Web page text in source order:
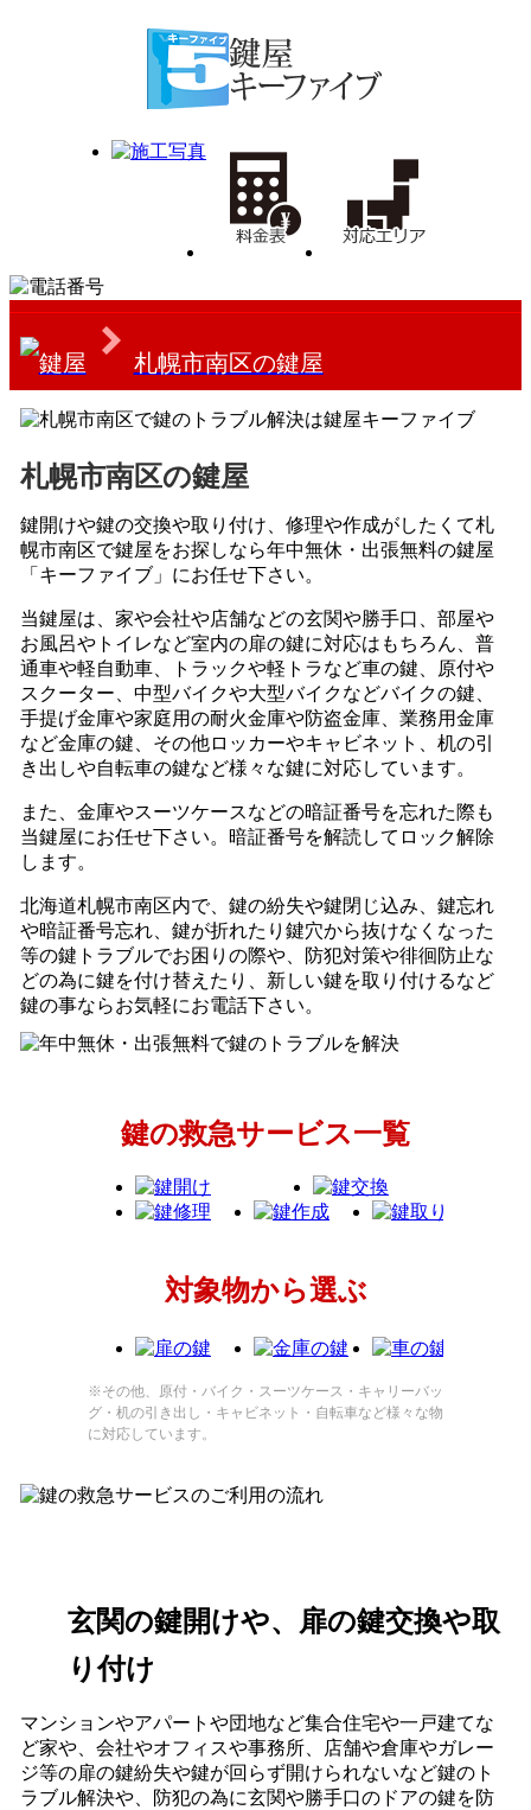
札幌市南区の鍵屋
札幌市南区の鍵屋
鍵開けや鍵の交換や取り付け、修理や作成がしたくて札
幌市南区で鍵屋をお探しなら年中無休・出張無料の鍵屋
「キーファイブ」にお任せ下さい。
当鍵屋は、家や会社や店舗などの玄関や勝手口、部屋や
お風呂やトイレなど室内の扉の鍵に対応はもちろん、普
通車や軽自動車、トラックや軽トラなど車の鍵、原付や
スクーター、中型バイクや大型バイクなどバイクの鍵、
手提げ金庫や家庭用の耐火金庫や防盗金庫、業務用金庫
など金庫の鍵、その他ロッカーやキャビネット、机の引
き出しや自転車の鍵など様々な鍵に対応しています。
また、金庫やスーツケースなどの暗証番号を忘れた際も
当鍵屋にお任せ下さい。暗証番号を解読してロック解除
します。
北海道札幌市南区内で、鍵の紛失や鍵閉じ込み、鍵忘れ
や暗証番号忘れ、鍵が折れたり鍵穴から抜けなくなった
等の鍵トラブルでお困りの際や、防犯対策や徘徊防止な
どの為に鍵を付け替えたり、新しい鍵を取り付けるなど
鍵の事ならお気軽にお電話下さい。
鍵の救急サービス一覧
対象物から選ぶ
※その他、原付・バイク・スーツケース・キャリーバッ
グ・机の引き出し・キャビネット・自転車など様々な物
に対応しています。
玄関の鍵開けや、扉の鍵交換や取
り付け
マンションやアパートや団地など集合住宅や一戸建てな
ど家や、会社やオフィスや事務所、店舗や倉庫やガレー
ジ等の扉の鍵紛失や鍵が回らず開けられないなど鍵のト
ラブル解決や、防犯の為に玄関や勝手口のドアの鍵を防